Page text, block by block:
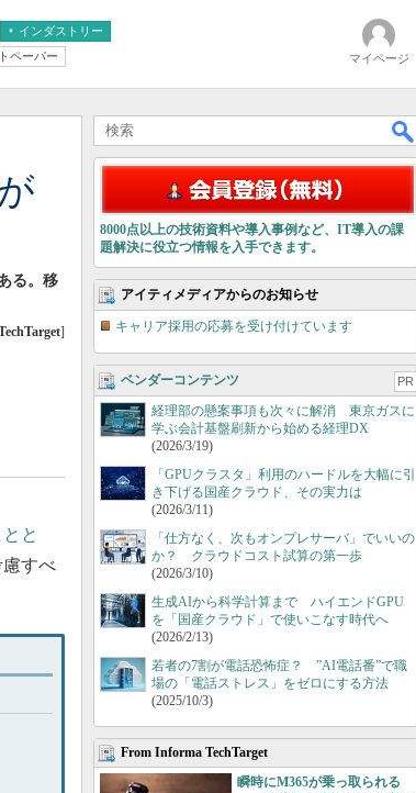
インダストリー
ペーパー マイページ
る。移
]
と
すべ
8000点以上の技術資料や導入事例など、IT導入の課
題解決に役立つ情報を入手できます。
アイティメディアからのお知らせ
キャリア採用の応募を受け付けています
ベンダーコンテンツ PR
経理部の懸案事項も次々に解消 東京ガスに
学ぶ会計基盤刷新から始める経理DX
(2026/3/19)
「GPUクラスタ」利用のハードルを大幅に引
き下げる国産クラウド、その実力は
(2026/3/11)
「仕方なく、次もオンプレサーバ」でいいの
か？ クラウドコスト試算の第一歩
(2026/3/10)
生成AIから科学計算まで ハイエンドGPU
を「国産クラウド」で使いこなす時代へ
(2026/2/13)
若者の7割が電話恐怖症？ ”AI電話番”で職
場の「電話ストレス」をゼロにする方法
(2025/10/3)
From Informa TechTarget
瞬時にM365が乗っ取られる